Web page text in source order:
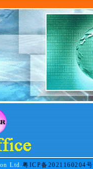
Ltd.粤ICP备2021160204号